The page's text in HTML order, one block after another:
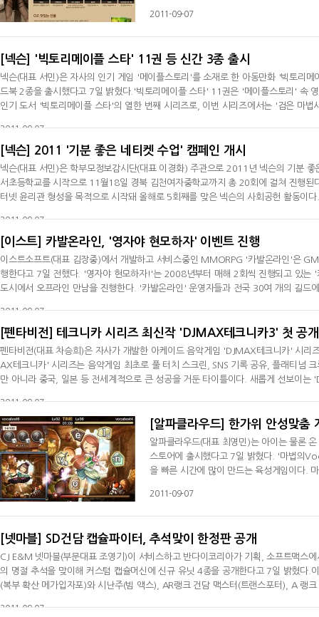
가 제공된다. 이 외에도 이벤트 기간 동안
2011-09-07
[넥슨] '빅토리메이플 스타' 11권 등 신간 3종 출시
넥슨(대표 서민)은 자사의 인기 게임 '메이플스토리'를 소재로 한 아동만화 '빅토리
드북 2종을 출시했다고 7일 밝혔다.'빅토리메이플 스타' 11권은 '메이플스토리' 속
인기 도서 '빅토리메이플 스타'의 열한 번째 시리즈로, 이번 시리즈에서는 '검은 마
2011-09-07
[넥슨] 2011 '기분 좋은 네티켓 수업' 캠페인 개시
넥슨(대표 서민)은 학부모정보감시단(대표 이경화) 주관으로 2011년 넥슨의 기분
서초등학교를 시작으로 11월18일 경북 김천여자중학교까지 총 20회에 걸쳐 진행
터넷 윤리관 형성을 목적으로 시작돼 올해로 5회째를 맞은 넥슨의 사회공헌 활동이
2011-09-07
[이스트] 카발온라인, '영자야 현모하자' 이벤트 진행
이스트소프트(대표 김장중)에서 개발하고 서비스중인 MMORPG '카발온라인'은
행한다고 7일 전했다. '영자야 현모하자!'는 2008년부터 매해 2회씩 진행되고 있는 '카발온라인'의 대표적인 이벤트로 24일 부산을 시작으로 6주간 전국 주요
도시에서 오프라인 만남을 진행한다. '카발온라인' 운영자들과 전국 30여 개의 길드
2011-09-07
[펜타비전] 테크니카 시리즈 최신작 'DJMAX테크니카3' 첫 공개
펜타비전(대표 차승희)은 자사가 개발한 아케이드 음악게임 'DJMAX테크니카' 시
AX테크니카' 시리즈는 음악게임 최초로 풀 터치 스크린, SNS 기록 공유, 플래티넘
만 아니라 중국, 일본 등 전세계적으로 큰 성공을 거둔 타이틀이다. 새롭게 선보이
2011-09-07
[알파클라우드] 한가위 안성맞춤
알파클라우드(대표 최영민)는 아이는 물론
스토어에 출시했다고 7일 밝혔다. '마법의
을 빠른 시간에 많이 만드는 육성게임이다.
착하여 마법 소녀를 꾸미고 능력치도 향상
2011-09-07
[넷마블] SD건담 캡슐파이터, 추석맞이 한정판 공개
CJ E&M 넷마블(부문대표 조영기)이 서비스하고 반다이코리아가 기획, 소프트맥스
의 명절 추석을 맞이해 커스텀 캡슐머신에 신규 유닛 4종을 공개한다고 7일 밝혔다.
(복부 확산 메가입자포)와 시난주(빔 액스), AR랭크 건담 맥스터(트랜스포터), A 랭
2011-09-07